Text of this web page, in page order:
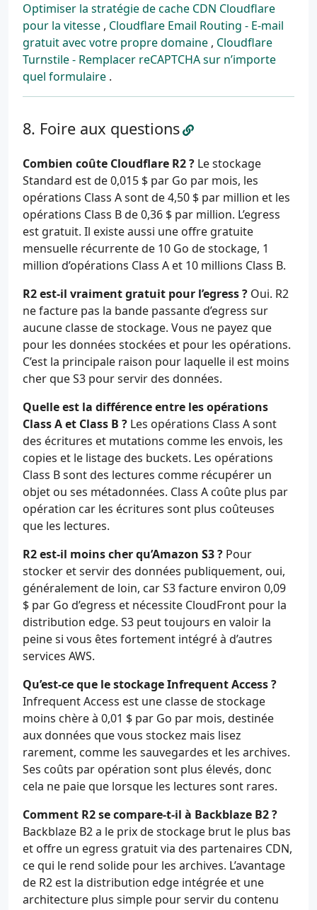
Optimiser la stratégie de cache CDN Cloudflare
pour la vitesse , Cloudflare Email Routing - E-mail
gratuit avec votre propre domaine , Cloudflare
Turnstile - Remplacer reCAPTCHA sur n’importe
quel formulaire .
Foire aux questions
Combien coûte Cloudflare R2 ? Le stockage
Standard est de 0,015 $ par Go par mois, les
opérations Class A sont de 4,50 $ par million et les
opérations Class B de 0,36 $ par million. L’egress
est gratuit. Il existe aussi une offre gratuite
mensuelle récurrente de 10 Go de stockage, 1
million d’opérations Class A et 10 millions Class B.
R2 est-il vraiment gratuit pour l’egress ? Oui. R2
ne facture pas la bande passante d’egress sur
aucune classe de stockage. Vous ne payez que
pour les données stockées et pour les opérations.
C’est la principale raison pour laquelle il est moins
cher que S3 pour servir des données.
Quelle est la différence entre les opérations
Class A et Class B ? Les opérations Class A sont
des écritures et mutations comme les envois, les
copies et le listage des buckets. Les opérations
Class B sont des lectures comme récupérer un
objet ou ses métadonnées. Class A coûte plus par
opération car les écritures sont plus coûteuses
que les lectures.
R2 est-il moins cher qu’Amazon S3 ? Pour
stocker et servir des données publiquement, oui,
généralement de loin, car S3 facture environ 0,09
$ par Go d’egress et nécessite CloudFront pour la
distribution edge. S3 peut toujours en valoir la
peine si vous êtes fortement intégré à d’autres
services AWS.
Qu’est-ce que le stockage Infrequent Access ?
Infrequent Access est une classe de stockage
moins chère à 0,01 $ par Go par mois, destinée
aux données que vous stockez mais lisez
rarement, comme les sauvegardes et les archives.
Ses coûts par opération sont plus élevés, donc
cela ne paie que lorsque les lectures sont rares.
Comment R2 se compare-t-il à Backblaze B2 ?
Backblaze B2 a le prix de stockage brut le plus bas
et offre un egress gratuit via des partenaires CDN,
ce qui le rend solide pour les archives. L’avantage
de R2 est la distribution edge intégrée et une
architecture plus simple pour servir du contenu